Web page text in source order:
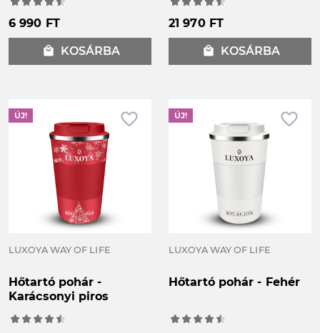
elősegítő étrend-
kiegészítő
rostkomplex
glükomannánnal és
édesítőszerekkel -
6 990 FT
local_mall KOSÁRBA
21 970 FT
local_mall KOSÁRBA
favorite_border
ÚJ!
LUXOYA WAY OF LIFE
Hőtartó pohár -
Karácsonyi piros
favorite_border
ÚJ!
LUXOYA WAY OF LIFE
Hőtartó pohár - Fehér